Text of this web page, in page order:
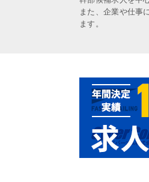
また、企業や仕事
ます。